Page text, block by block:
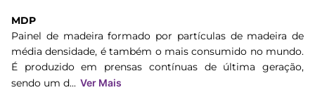
MDP
Painel de madeira formado por partículas de madeira de
média densidade, é também o mais consumido no mundo.
É produzido em prensas contínuas de última geração,
sendo um d... Ver Mais